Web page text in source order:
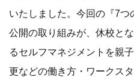
いたしました。今回の『7
公開の取り組みが、休校と
るセルフマネジメントを親
更などの働き方・ワークス